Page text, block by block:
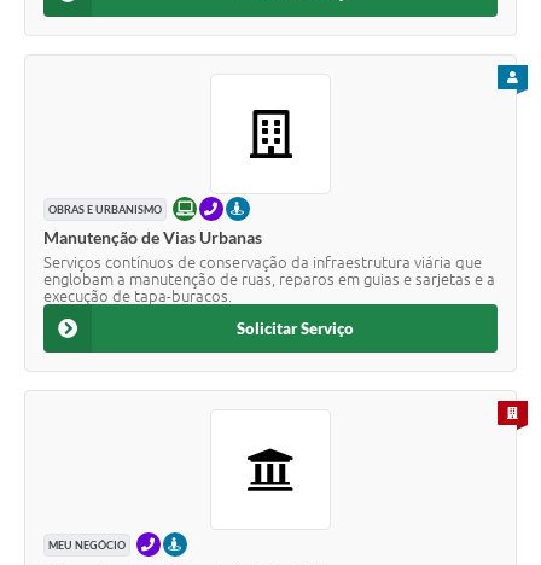
OBRAS E URBANISMO ONLINETELEFONEPRESENCIAL
Manutenção de Vias Urbanas
Serviços contínuos de conservação da infraestrutura viária que
englobam a manutenção de ruas, reparos em guias e sarjetas e a
execução de tapa-buracos.
Solicitar Serviço
MEU NEGÓCIO TELEFONEPRESENCIAL
PARA